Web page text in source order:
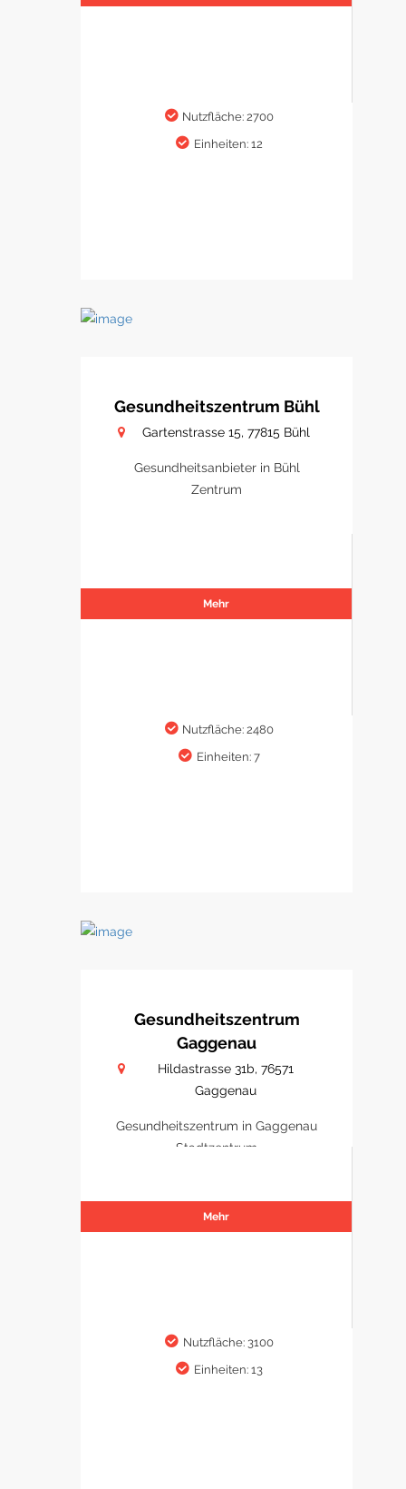
Nutzfläche: 2700
Einheiten: 12
Gesundheitszentrum Bühl
Gartenstrasse 15, 77815 Bühl
Gesundheitsanbieter in Bühl
Zentrum
Mehr
Nutzfläche: 2480
Einheiten: 7
Gesundheitszentrum
Gaggenau
Hildastrasse 31b, 76571
Gaggenau
Gesundheitszentrum in Gaggenau
Stadtzentrum
Mehr
Nutzfläche: 3100
Einheiten: 13